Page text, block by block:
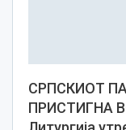
СРПСКИОТ
ПРИСТИГНА